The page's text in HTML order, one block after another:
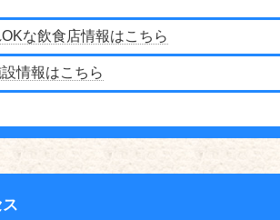
な飲食店情報はこちら
情報はこちら